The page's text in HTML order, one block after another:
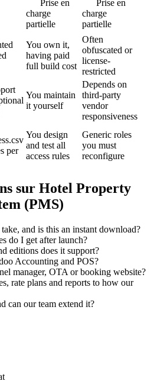
Prise en
charge
partielle
Prise en
charge
partielle
You own it,
having paid
full build cost
Often
obfuscated or
license-
restricted
You maintain
it yourself
Depends on
third-party
vendor
responsiveness
per
You design
and test all
access rules
Generic roles
you must
reconfigure
sur Hotel Property
(PMS)
and is this an instant download?
do I get after launch?
editions does it support?
Accounting and POS?
manager, OTA or booking website?
rate plans and reports to how our
can our team extend it?